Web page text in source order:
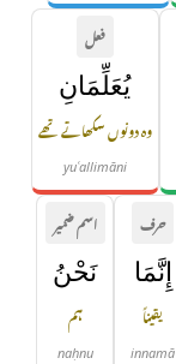
فعل
يُعَلِّمَانِ
وہ دونوں سکھاتے تھے
yuʿallimāni
حرف
إِنَّمَا
یقیناً
innamā
اسم ضمیر
نَحْنُ
ہم
naḥnu